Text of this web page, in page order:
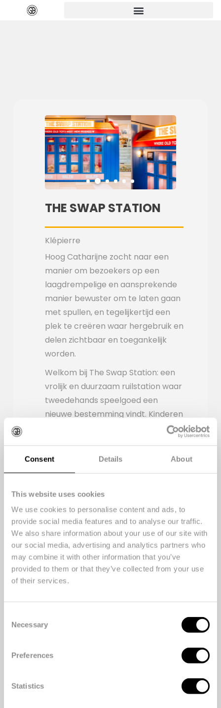
Consent Details About
This website uses cookies
We use cookies to personalise content and ads, to
provide social media features and to analyse our traffic.
We also share information about your use of our site with
our social media, advertising and analytics partners who
may combine it with other information that you’ve
provided to them or that they’ve collected from your use
of their services.
Selection
Necessary
Preferences
Statistics
THE SWAP STATION
Hoog Catharijne zocht naar een
manier om bezoekers op een
laagdrempelige en aansprekende
manier bewuster om te laten gaan
met spullen, en tegelijkertijd een
plek te creëren waar hergebruik en
delen zichtbaar en toegankelijk
worden.
Welkom bij The Swap Station: een
vrolijk en duurzaam ruilstation waar
tweedehands speelgoed een
nieuwe bestemming vindt. Kinderen
De permanente service is gratis,
laagdrempelig en maakt delen leuk
bedachten, ontwierpen en
realiseerden wij dit unieke concept
dat bezoekers uitnodigt om
bewuster om te gaan met spullen.
The Swap Station is vormgegeven
als een kleurrijk miniatuur
treinstation met transparante
waar speelgoed verder reist van de
Where old toys meet new friends.
Klépierre